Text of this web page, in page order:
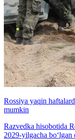
Rossiya yaqin
mumkin
Razvedka hisobotida
2029-yilgacha